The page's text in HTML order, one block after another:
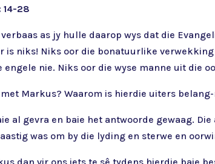
14-28
verbaas as jy hulle daarop wys dat die
is niks! Niks oor die bonatuurlike
engele nie. Niks oor die wyse manne uit die
Markus? Waarom is hierdie uiters
al gevra en baie het antwoorde gewaag.
was om by die lyding en sterwe en